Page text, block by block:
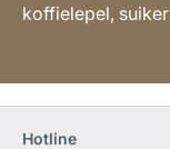
koffielepel, suiker
Hotline